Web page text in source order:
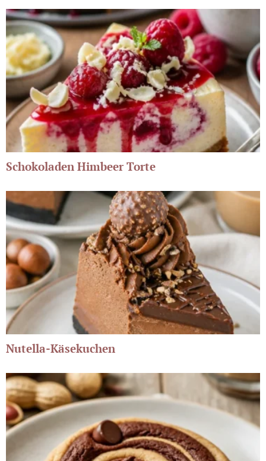
Schokoladen Himbeer Torte
Nutella-Käsekuchen